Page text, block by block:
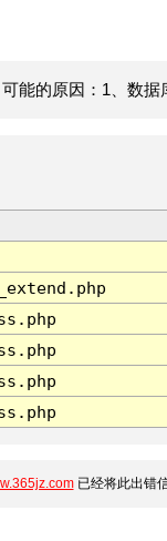
能的原因：1、数据
已经将此出错